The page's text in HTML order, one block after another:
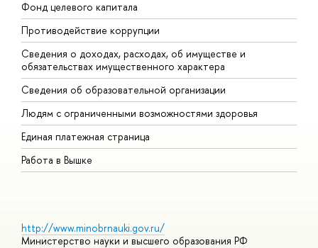
Фонд целевого капитала
Противодействие коррупции
Сведения о доходах, расходах, об имуществе и
обязательствах имущественного характера
Сведения об образовательной организации
Людям с ограниченными возможностями здоровья
Единая платежная страница
Работа в Вышке
http://www.minobrnauki.gov.ru/
Министерство науки и высшего образования РФ